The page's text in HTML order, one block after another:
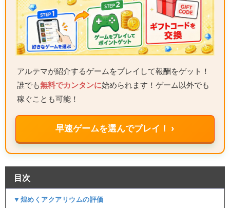
アルテマが紹介するゲームをプレイして報酬をゲット！
誰でも無料でカンタンに始められます！ゲーム以外でも
稼ぐことも可能！
早速ゲームを選んでプレイ！ ›
目次
▼煌めくアクアリウムの評価